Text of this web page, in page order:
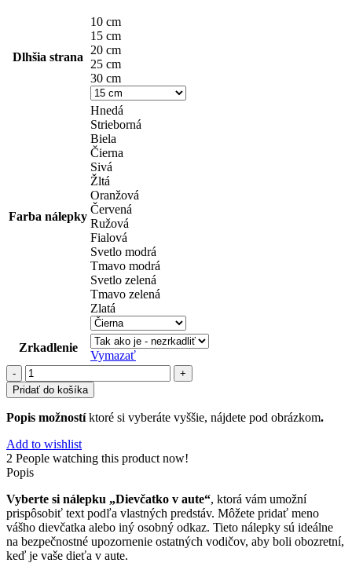
Dlhšia strana
10 cm
15 cm
20 cm
25 cm
30 cm
Farba nálepky
Hnedá
Strieborná
Biela
Čierna
Sivá
Žltá
Oranžová
Červená
Ružová
Fialová
Svetlo modrá
Tmavo modrá
Svetlo zelená
Tmavo zelená
Zlatá
Zrkadlenie
Vymazať
množstvo
dievčatko
(12)
Pridať do košíka
Popis možnostíktoré si vyberáte vyššie, nájdete pod obrázkom.
Add to wishlist
2 People watching this product now!
Popis
Vyberte si nálepku „Dievčatko v aute“, ktorá vám umožní
prispôsobiť text podľa vlastných predstáv. Môžete pridať meno
vášho dievčatka alebo iný osobný odkaz. Tieto nálepky sú ideálne
na bezpečnostné upozornenie ostatných vodičov, aby boli obozretní,
keď je vaše dieťa v aute.